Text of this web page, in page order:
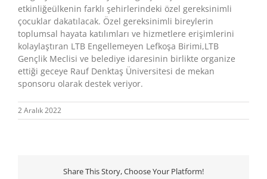
etkinliğeülkenin farklı şehirlerindeki özel gereksinimli
çocuklar dakatılacak. Özel gereksinimli bireylerin
toplumsal hayata katılımları ve hizmetlere erişimlerini
kolaylaştıran LTB Engellemeyen Lefkoşa Birimi,LTB
Gençlik Meclisi ve belediye idaresinin birlikte organize
ettiği geceye Rauf Denktaş Üniversitesi de mekan
sponsoru olarak destek veriyor.
2 Aralık 2022
Share This Story, Choose Your Platform!